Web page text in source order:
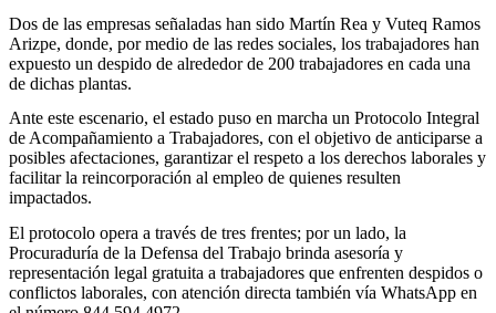
Dos de las empresas señaladas han sido Martín Rea y Vuteq Ramos
Arizpe, donde, por medio de las redes sociales, los trabajadores han
expuesto un despido de alrededor de 200 trabajadores en cada una
de dichas plantas.
Ante este escenario, el estado puso en marcha un Protocolo Integral
de Acompañamiento a Trabajadores, con el objetivo de anticiparse a
posibles afectaciones, garantizar el respeto a los derechos laborales y
facilitar la reincorporación al empleo de quienes resulten
impactados.
El protocolo opera a través de tres frentes; por un lado, la
Procuraduría de la Defensa del Trabajo brinda asesoría y
representación legal gratuita a trabajadores que enfrenten despidos o
conflictos laborales, con atención directa también vía WhatsApp en